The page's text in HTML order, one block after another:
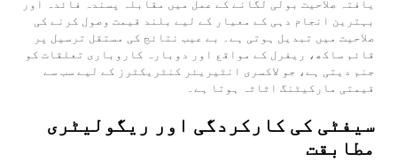
یافتہ صلاحیت بولی لگانے کے عمل میں مقابلہ پسندہ فائدہ اور
بہترین انجام دہی کے معیار کے لیے بلند قیمت وصول کرنے کی
صلاحیت میں تبدیل ہوتی ہے۔ بے عیب نتائج کی مستقل ترسیل پر
قائم ساکھ، ریفرل کے مواقع اور دوبارہ کاروباری تعلقات کو
جنم دیتی ہے، جو لاکسری انٹیریئر کنٹریکٹرز کے لیے سب سے
قیمتی مارکیٹنگ اثاثہ ہوتا ہے۔
سیفٹی کی کارکردگی اور ریگولیٹری
مطابقت